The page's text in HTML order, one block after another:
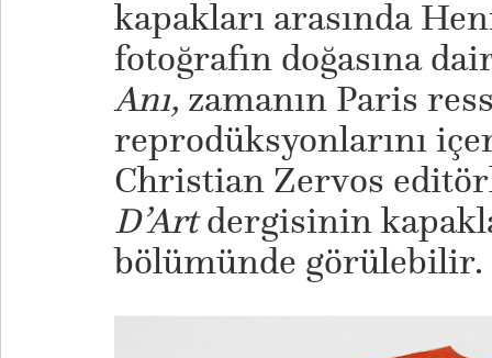
kapakları arasında
fotoğrafın doğasına
Anı, zamanın Paris
reprodüksyonlarını
Christian Zervos
D’Artdergisinin
bölümünde görülebilir.